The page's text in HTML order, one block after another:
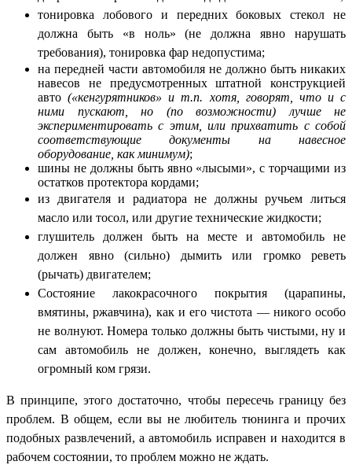
тонировка лобового и передних боковых стекол не
должна быть «в ноль» (не должна явно нарушать
требования), тонировка фар недопустима;
на передней части автомобиля не должно быть никаких
навесов не предусмотренных штатной конструкцией
авто(«кенгурятников» и т.п. хотя, говорят, что и с
ними пускают, но (по возможности) лучше не
экспериментировать с этим, или прихватить с собой
соответствующие документы на навесное
оборудование, как минимум);
шины не должны быть явно «лысыми», с торчащими из
остатков протектора кордами;
из двигателя и радиатора не должны ручьем литься
масло или тосол, или другие технические жидкости;
глушитель должен быть на месте и автомобиль не
должен явно (сильно) дымить или громко реветь
(рычать) двигателем;
Состояние лакокрасочного покрытия (царапины,
вмятины, ржавчина), как и его чистота — никого особо
не волнуют. Номера только должны быть чистыми, ну и
сам автомобиль не должен, конечно, выглядеть как
огромный ком грязи.
В принципе, этого достаточно, чтобы пересечь границу без
проблем. В общем, если вы не любитель тюнинга и прочих
подобных развлечений, а автомобиль исправен и находится в
рабочем состоянии, то проблем можно не ждать.